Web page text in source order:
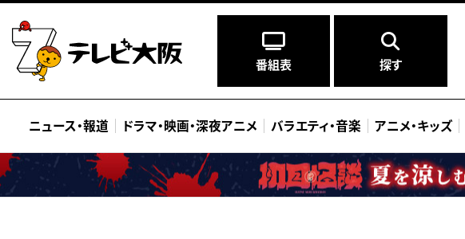
番組表 探す
ニュース・報道 ドラマ・映画・深夜アニメ バラエティ・音楽 アニメ・キッズ